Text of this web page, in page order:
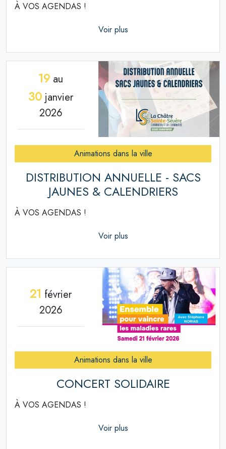
À VOS AGENDAS !
Voir plus
19 au
30 janvier
2026
Animations dans la ville
DISTRIBUTION ANNUELLE - SACS
JAUNES & CALENDRIERS
À VOS AGENDAS !
Voir plus
21 février
2026
Animations dans la ville
CONCERT SOLIDAIRE
À VOS AGENDAS !
Voir plus